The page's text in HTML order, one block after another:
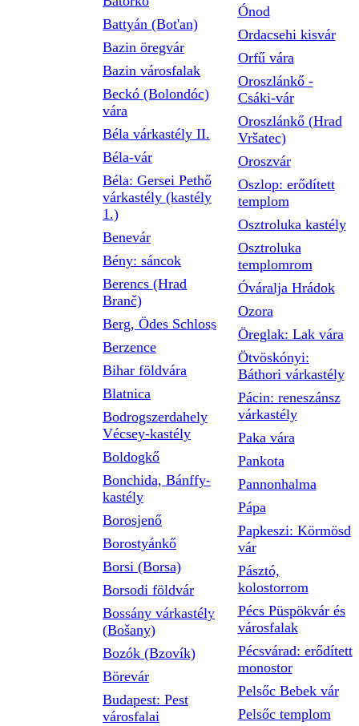
Battyán (Bot'an)
Bazin öregvár
Bazin városfalak
Beckó (Bolondóc)
vára
Béla várkastély II.
Béla-vár
Béla: Gersei Pethő
várkastély (kastély
1.)
Benevár
Bény: sáncok
Berencs (Hrad
Branč)
Berg, Ödes Schloss
Berzence
Bihar földvára
Blatnica
Bodrogszerdahely
Vécsey-kastély
Boldogkő
Bonchida, Bánffy-
kastély
Borosjenő
Borostyánkő
Borsi (Borsa)
Borsodi földvár
Bossány várkastély
(Bošany)
Bozók (Bzovík)
Börevár
Budapest: Pest
városfalai
Ónod
Ordacsehi kisvár
Orfű vára
Oroszlánkő -
Csáki-vár
Oroszlánkő (Hrad
Vršatec)
Oroszvár
Oszlop: erődített
templom
Osztroluka kastély
Osztroluka
templomrom
Óváralja Hrádok
Ozora
Öreglak: Lak vára
Ötvöskónyi:
Báthori várkastély
Pácin: reneszánsz
várkastély
Paka vára
Pankota
Pannonhalma
Pápa
Papkeszi: Körmösd
vár
Pásztó,
kolostorrom
Pécs Püspökvár és
városfalak
Pécsvárad: erődített
monostor
Pelsőc Bebek vár
Pelsőc templom